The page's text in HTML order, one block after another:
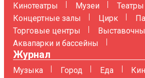
Кинотеатры
Музеи
Театры
Концертные залы
Цирк
Торговые центры
Аквапарки и бассейны
Журнал
Музыка Город Еда